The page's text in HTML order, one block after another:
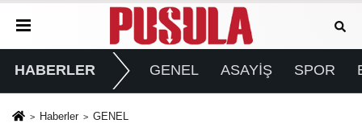
HABERLER GENEL ASAYİŞ SPOR
Haberler GENEL